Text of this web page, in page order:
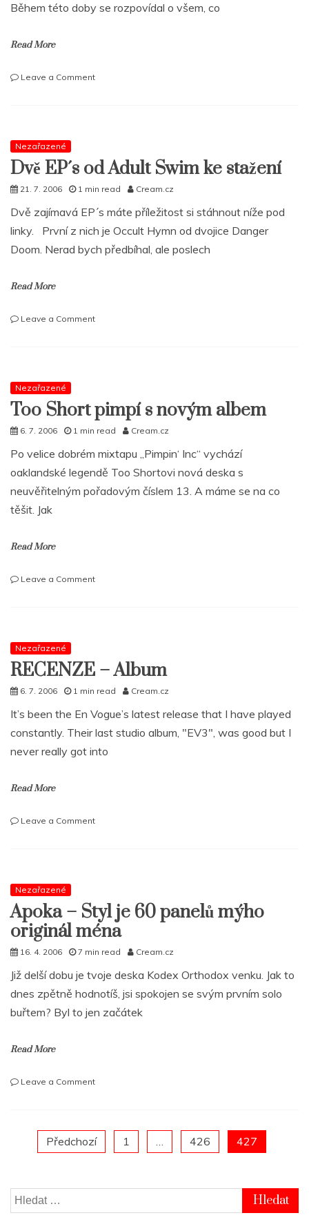
Během této doby se rozpovídal o všem, co
Read More
Leave a Commenton
desce,
sporu
s
Doomem
i
postřelení
Nezařazené
Dvě EP´s od Adult Swim ke stažení
21. 7. 2006 1 min read Cream.cz
Dvě zajímavá EP´s máte příležitost si stáhnout níže pod
linky. První z nich je Occult Hymn od dvojice Danger
Doom. Nerad bych předbíhal, ale poslech
Read More
Leave a Commenton
Swim
ke
stažení
Nezařazené
Too Short pimpí s novým albem
6. 7. 2006 1 min read Cream.cz
Po velice dobrém mixtapu „Pimpin‘ Inc“ vychází
oaklandské legendě Too Shortovi nová deska s
neuvěřitelným pořadovým číslem 13. A máme se na co
těšit. Jak
Read More
Leave a Commenton
albem
Nezařazené
RECENZE – Album
6. 7. 2006 1 min read Cream.cz
It’s been the En Vogue’s latest release that I have played
constantly. Their last studio album, "EV3", was good but I
never really got into
Read More
Leave a Commenton
Nezařazené
Apoka – Styl je 60 panelů mýho
originál ména
16. 4. 2006 7 min read Cream.cz
Již delší dobu je tvoje deska Kodex Orthodox venku. Jak to
dnes zpětně hodnotíš, jsi spokojen se svým prvním solo
buřtem? Byl to jen začátek
Read More
Leave a Commenton
je
60
originál
Posts
pagination
Předchozí 1 … 426 427
Vyhledávání